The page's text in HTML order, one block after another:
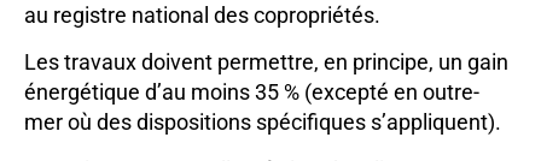
au registre national des copropriétés.
Les travaux doivent permettre, en principe, un gain
énergétique d’au moins 35 % (excepté en outre-
mer où des dispositions spécifiques s’appliquent).